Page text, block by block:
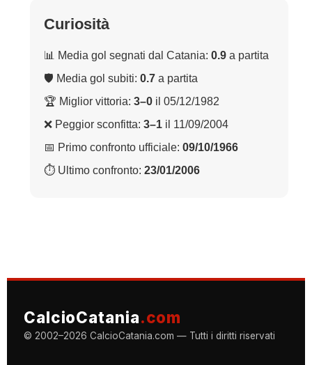
Curiosità
📊 Media gol segnati dal Catania: 0.9 a partita
🛡 Media gol subiti: 0.7 a partita
🏆 Miglior vittoria: 3–0 il 05/12/1982
❌ Peggior sconfitta: 3–1 il 11/09/2004
📅 Primo confronto ufficiale: 09/10/1966
⏱ Ultimo confronto: 23/01/2006
CalcioCatania.com
© 2002–2026 CalcioCatania.com — Tutti i diritti riservati